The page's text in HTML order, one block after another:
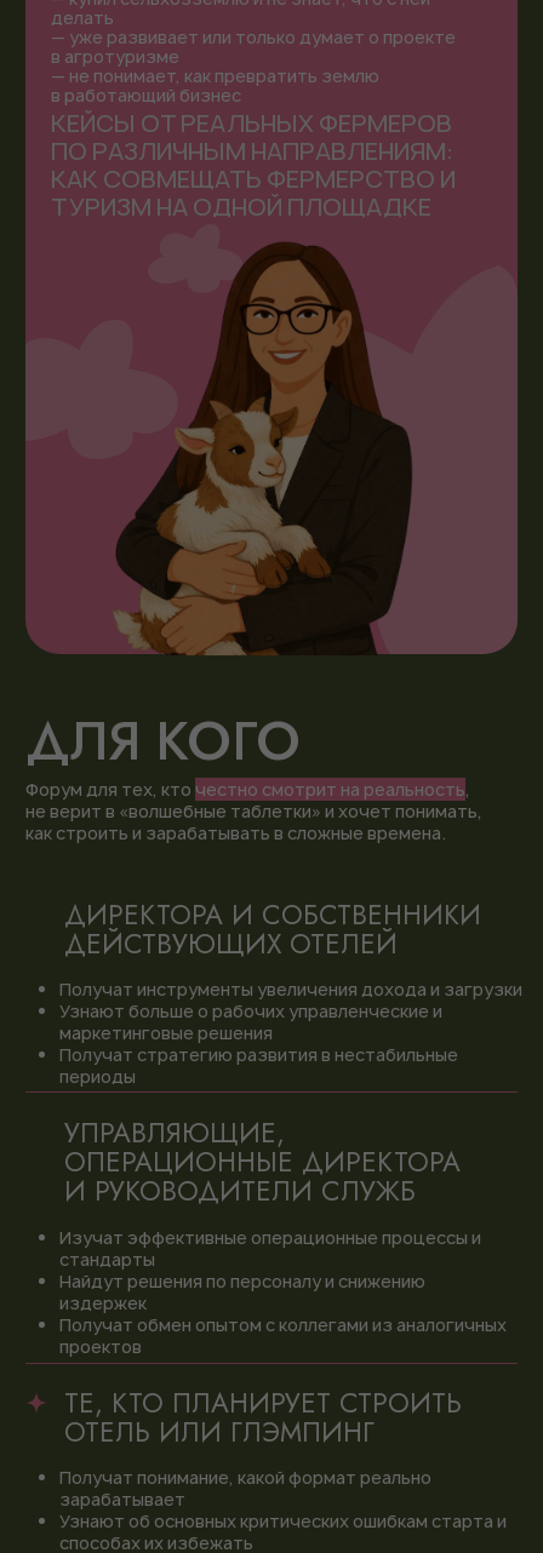
Изучат аналитику рынка и перспективные форматы
Найдут возможности для партнёрств и инвестиций
ПОЧЕМУ СТОИТ
УЧАСТВОВАТЬ?
— 35+ экспертов
— честные цифры
— разборы ошибок и факапов
— общение с коллегами
— знакомство с партнерами
— общий чат участников
Насыщенная программа
Новые контакты
— общение с экспертами
— обмен опытом с коллегами
— видеозаписи выступлений
— презентации спикеров
ЗАПРОСИТЬ ПРОГРАММУ
Материалы